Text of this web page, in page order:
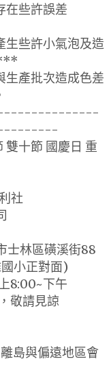
些許誤差
些許小氣泡及造
產批次造成色差
雙十節 國慶日 重
社
林區磺溪街88
小正對面)
8:00~下午
敬請見諒
島與偏遠地區會